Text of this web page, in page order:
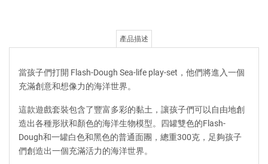
產品描述
當孩子們打開 Flash-Dough Sea-life play-set，他們將進入一個
充滿創意和想像力的海洋世界。
這款遊戲套裝包含了豐富多彩的黏土，讓孩子們可以自由地創
造出各種形狀和顏色的海洋生物模型。四罐雙色的Flash-
Dough和一罐白色和黑色的普通面團，總重300克，足夠孩子
們創造出一個充滿活力的海洋世界。